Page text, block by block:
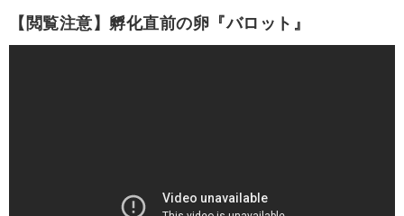
【閲覧注意】孵化直前の卵『バロット』